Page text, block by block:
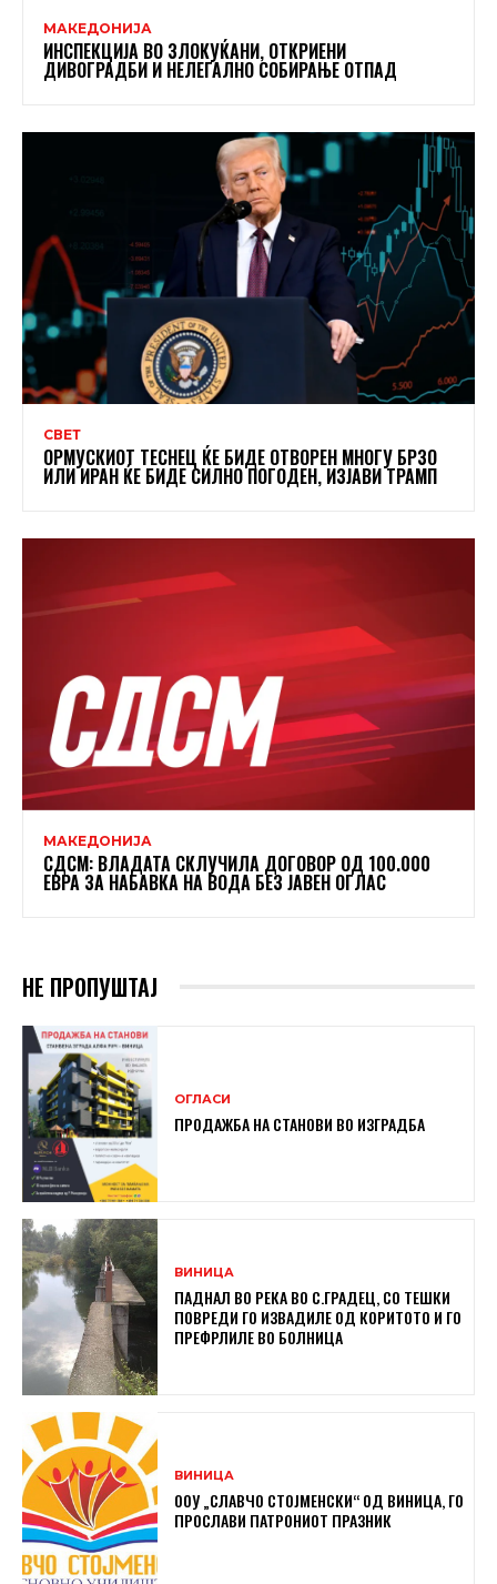
МАКЕДОНИЈА
ИНСПЕКЦИЈА ВО ЗЛОКУЌАНИ, ОТКРИЕНИ
ДИВОГРАДБИ И НЕЛЕГАЛНО СОБИРАЊЕ ОТПАД
СВЕТ
ОРМУСКИОТ ТЕСНЕЦ ЌЕ БИДЕ ОТВОРЕН МНОГУ БРЗО
ИЛИ ИРАН ЌЕ БИДЕ СИЛНО ПОГОДЕН, ИЗЈАВИ ТРАМП
МАКЕДОНИЈА
СДСМ: ВЛАДАТА СКЛУЧИЛА ДОГОВОР ОД 100.000
ЕВРА ЗА НАБАВКА НА ВОДА БЕЗ ЈАВЕН ОГЛАС
НЕ ПРОПУШТАЈ
ОГЛАСИ
ПРОДАЖБА НА СТАНОВИ ВО ИЗГРАДБА
ВИНИЦА
ПАДНАЛ ВО РЕКА ВО С.ГРАДЕЦ, СО ТЕШКИ
ПОВРЕДИ ГО ИЗВАДИЛЕ ОД КОРИТОТО И ГО
ПРЕФРЛИЛЕ ВО БОЛНИЦА
ВИНИЦА
ООУ „СЛАВЧО СТОЈМЕНСКИ“ ОД ВИНИЦА, ГО
ПРОСЛАВИ ПАТРОНИОТ ПРАЗНИК